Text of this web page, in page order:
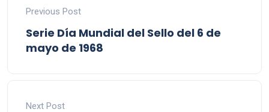
Previous Post
Serie Día Mundial del Sello del 6 de
mayo de 1968
Next Post